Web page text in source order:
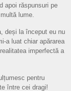
apoi răspunsuri pe
lume.
deși la început eu nu
a luat chiar apărarea
imperfectă a
pentru
între cei dragi!